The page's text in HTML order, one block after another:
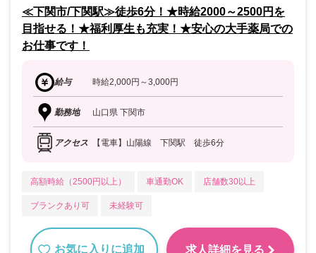
≪下関市/下関駅≫徒歩6分！★時給2000～2500円を
目指せる！★福利厚生も充実！★安心の大手薬局での
お仕事です！
給与 時給2,000円～3,000円
勤務地 山口県 下関市
アクセス 【電車】山陽線 下関駅 徒歩6分
高額時給（2500円以上） 車通勤OK 店舗数30以上
ブランクあり可 未経験可
お気に入りに追加 求人詳細を見る